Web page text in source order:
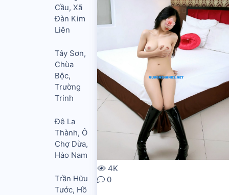
Cầu, Xã
Đàn Kim
Liên
Tây Sơn,
Chùa
Bộc,
Trường
Trinh
Đê La
Thành, Ô
Chợ Dừa,
Hào Nam
Trần Hữu
Tước, Hồ
4K
0